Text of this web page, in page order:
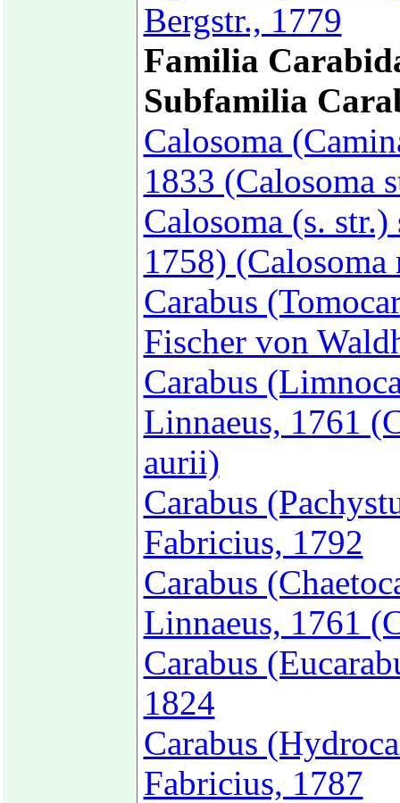
Bergstr., 1779
Familia
Subfamilia
Calosoma
1833 (Calosoma
Calosoma (s.
1758)
Carabus
Fischer von
Carabus
Linnaeus, 1761
aurii)
Carabus
Fabricius, 1792
Carabus
Linnaeus, 1761
Carabus
1824
Carabus
Fabricius, 1787